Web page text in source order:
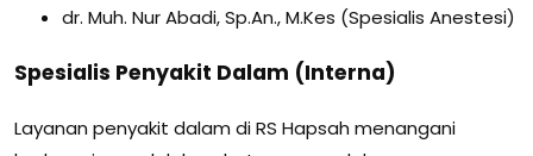
dr. Muh. Nur Abadi, Sp.An., M.Kes (Spesialis Anestesi)
Spesialis Penyakit Dalam (Interna)
Layanan penyakit dalam di RS Hapsah menangani